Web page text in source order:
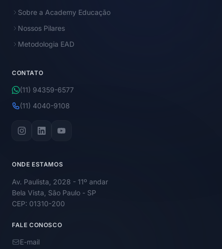
Sobre a Academy Educação
Nossos Pilares
Metodologia EAD
CONTATO
(11) 94359-6577
(11) 4040-9108
ONDE ESTAMOS
Av. Paulista, 2028 - 11º andar
Bela Vista, São Paulo - SP
CEP: 01310-200
FALE CONOSCO
E-mail